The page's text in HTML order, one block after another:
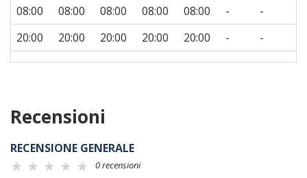
08:00
08:00 08:00 08:00 08:00 -
-
20:00
20:00 20:00 20:00 20:00 - -
Recensioni
RECENSIONE GENERALE
0 recensioni